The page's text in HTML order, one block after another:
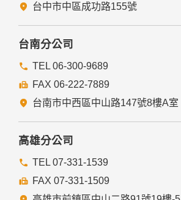
台中市中區成功路155號
台南分公司
TEL 06-300-9689
FAX 06-222-7889
台南市中西區中山路147號8樓A室
高雄分公司
TEL 07-331-1539
FAX 07-331-1509